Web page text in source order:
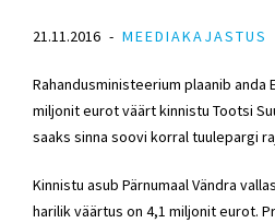
21.11.2016 MEEDIAKAJASTUS
Rahandusministeerium plaanib anda
miljonit eurot väärt kinnistu Tootsi
saaks sinna soovi korral tuulepargi
Kinnistu asub Pärnumaal Vändra
harilik väärtus on 4,1 miljonit eurot.